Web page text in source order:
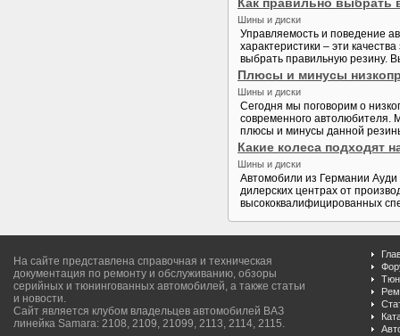
Шины и диски
Управляемость и поведение
характеристики – эти
выбрать правильную резину.
Плюсы и минусы
Шины и диски
Сегодня мы поговорим о
современного автолюбителя.
плюсы и минусы данной
Какие колеса подходят
Шины и диски
Автомобили из Германии Ауди
дилерских центрах от
высококвалифицированных
На сайте представлена справочная и техническая
документация по ремонту и обслуживанию, обзоры
серийных и тюнингованных автомобилей, а также статьи
и новости.
Сайт является клубом владельцев автомобилей ВАЗ
линейка Samara: 2108, 2109, 21099, 2113, 2114, 2115.